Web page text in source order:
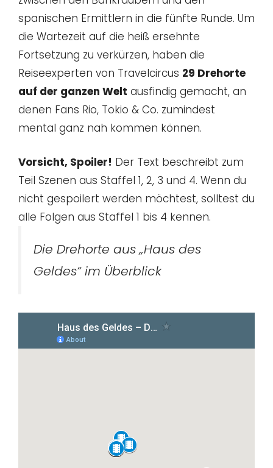
spanischen Ermittlern in die fünfte Runde. Um
die Wartezeit auf die heiß ersehnte
Fortsetzung zu verkürzen, haben die
Reiseexperten von Travelcircus 29 Drehorte
auf der ganzen Welt ausfindig gemacht, an
denen Fans Rio, Tokio & Co. zumindest
mental ganz nah kommen können.
Vorsicht, Spoiler! Der Text beschreibt zum
Teil Szenen aus Staffel 1, 2, 3 und 4. Wenn du
nicht gespoilert werden möchtest, solltest du
alle Folgen aus Staffel 1 bis 4 kennen.
Die Drehorte aus „Haus des
Geldes“ im Überblick